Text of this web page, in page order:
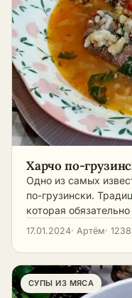
Харчо по-
Одно из самых
по-грузински.
которая
17.01.2024· Артём·
СУПЫ ИЗ МЯСА